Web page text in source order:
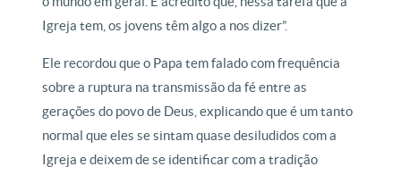
Igreja tem, os jovens têm algo a nos dizer”.
Ele recordou que o Papa tem falado com frequência
sobre a ruptura na transmissão da fé entre as
gerações do povo de Deus, explicando que é um tanto
normal que eles se sintam quase desiludidos com a
Igreja e deixem de se identificar com a tradição